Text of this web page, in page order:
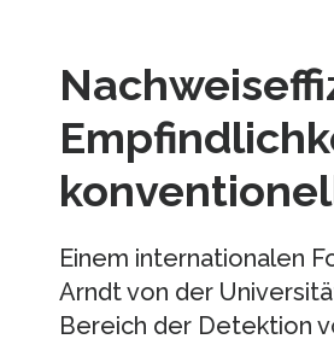
Einem internationalen
Arndt von der
Bereich der Detektion